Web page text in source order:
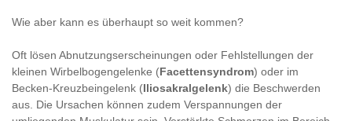
Wie aber kann es überhaupt so weit kommen?
Oft lösen Abnutzungserscheinungen oder Fehlstellungen der
kleinen Wirbelbogengelenke (Facettensyndrom) oder im
Becken-Kreuzbeingelenk (Iliosakralgelenk) die Beschwerden
aus. Die Ursachen können zudem Verspannungen der